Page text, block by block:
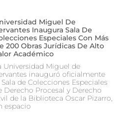
Miguel De
Inaugura Sala De
Especiales Con Más
200 Obras Jurídicas De Alto
Académico
Universidad Miguel de
inauguró oficialmente
Sala de Colecciones Especiales
Derecho Procesal y Derecho
de la Biblioteca Oscar Pizarro,
espacio